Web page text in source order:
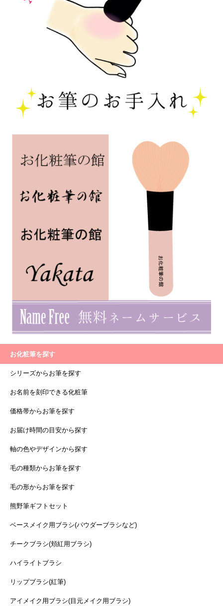
お化粧筆を探す
シリーズからお筆を探す
お名前を刻印できる化粧筆
価格帯からお筆を探す
お届け時間の目安から探す
軸の色やデザインから探す
毛の種類からお筆を探す
毛の形からお筆を探す
熊野筆ギフトセット
ベースメイク用ブラシ(パウダーブラシなど)
チークブラシ(頬紅用ブラシ)
ハイライトブラシ
リップブラシ(紅筆)
アイメイク用ブラシ(目元メイク用ブラシ)